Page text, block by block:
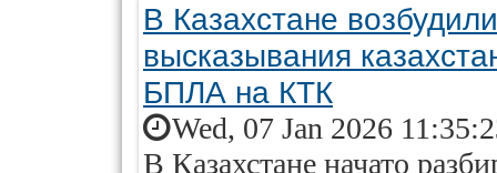
В Казахстане
высказывания
БПЛА на КТК
Wed, 07 Jan 2026
В Казахстане начато